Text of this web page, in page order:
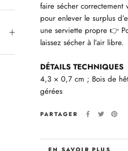
faire sécher correctement
pour enlever le surplus
une serviette propre 👉
laissez sécher à l’air libre.
DÉTAILS TECHNIQUES
4,3 × 0,7 cm ; Bois de
gérées
PARTAGER